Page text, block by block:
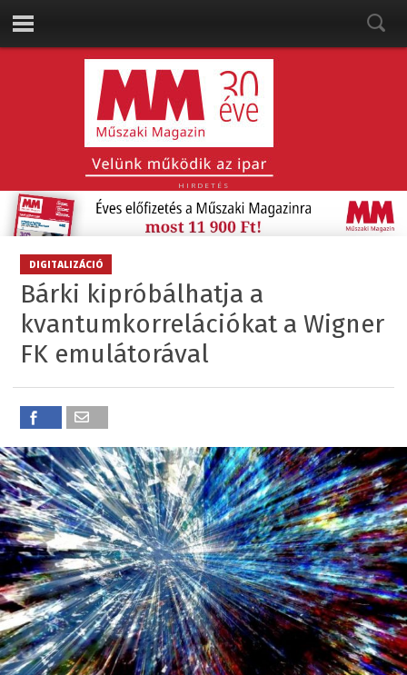
HIRDETÉS
DIGITALIZÁCIÓ
Bárki kipróbálhatja a
kvantumkorrelációkat a Wigner
FK emulátorával